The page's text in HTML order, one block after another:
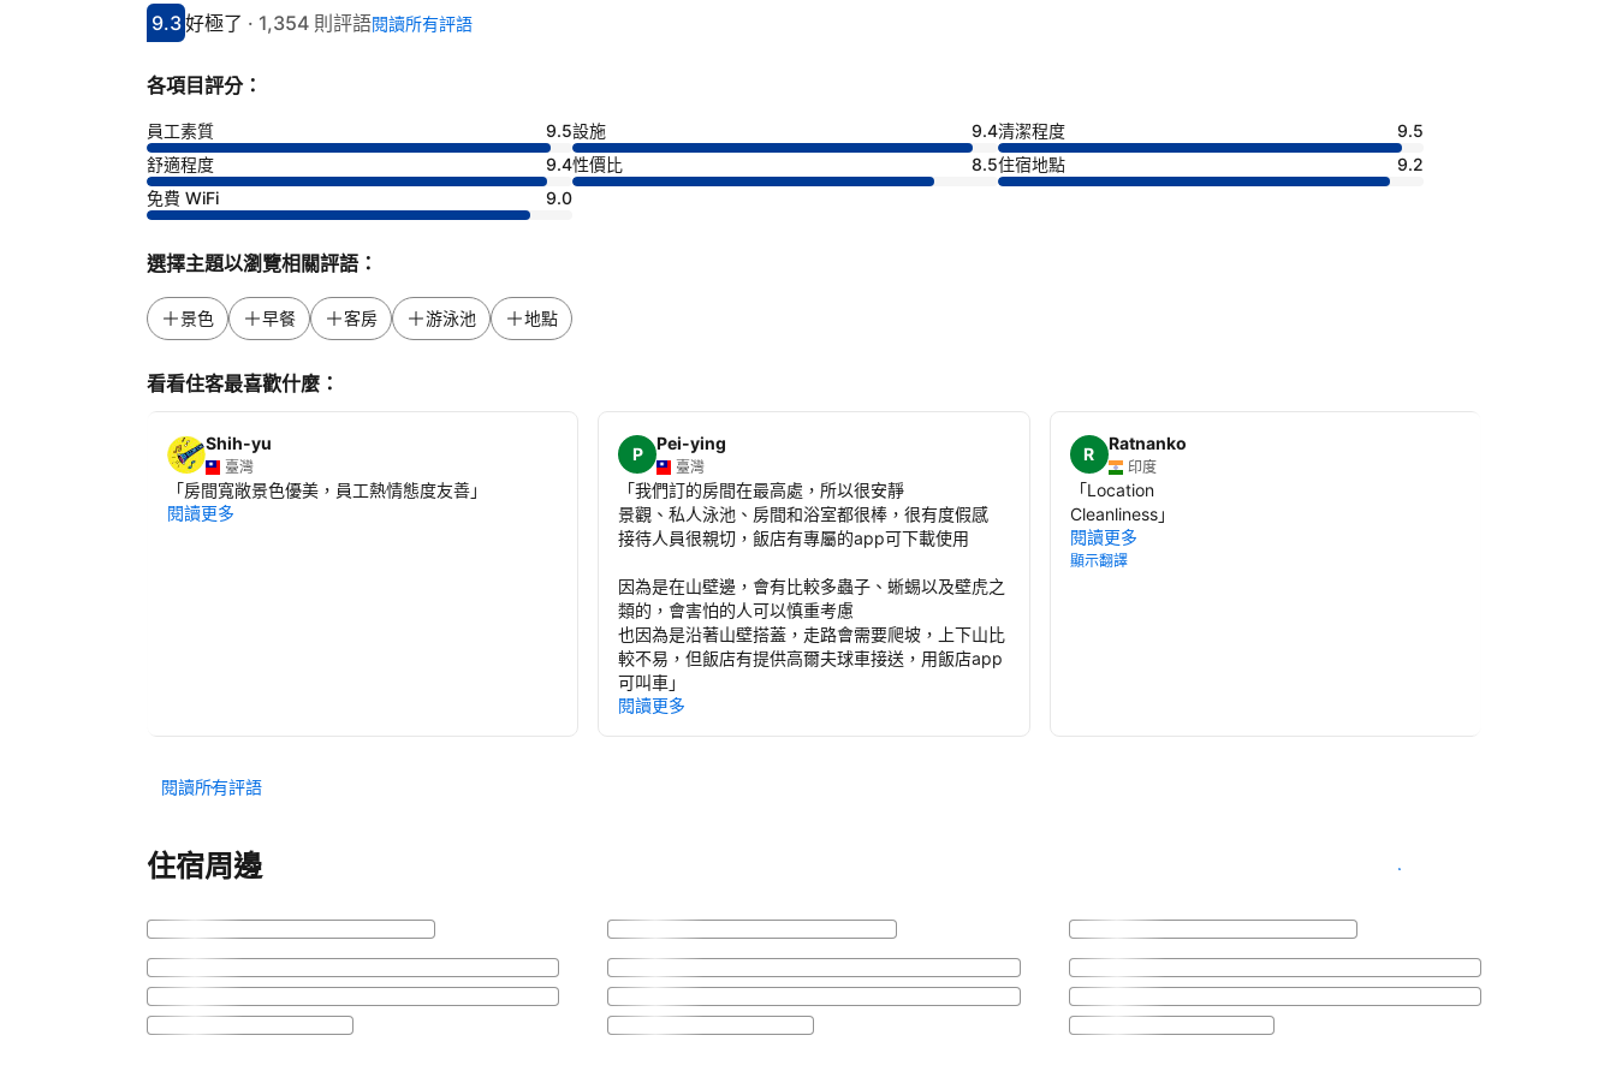
分數9.3分
9.3
評比好極了
好極了 · 1,354 則評語閱讀所有評語
各項目評分：
員工素質 9.5設施 9.4清潔程度
9.5
舒適程度
9.4性價比 8.5住宿地點
9.2
免費 WiFi
9.0
選擇主題以瀏覽相關評語：
景色 早餐 客房 游泳池 地點
看看住客最喜歡什麼：
Shih-yu
臺灣
「房間寬敞景色優美，員工熱情態度友善」
閱讀更多
P
Pei-ying
臺灣
「我們訂的房間在最高處，所以很安靜
景觀、私人泳池、房間和浴室都很棒，很有度假感
接待人員很親切，飯店有專屬的app可下載使用
因為是在山壁邊，會有比較多蟲子、蜥蜴以及壁虎之
類的，會害怕的人可以慎重考慮
也因為是沿著山壁搭蓋，走路會需要爬坡，上下山比
較不易，但飯店有提供高爾夫球車接送，用飯店app
可叫車 」
閱讀更多
R
Ratnanko
印度
「Location
Cleanliness」
閱讀更多
顯示翻譯
閱讀所有評語
住宿周邊 查看客房供應情況